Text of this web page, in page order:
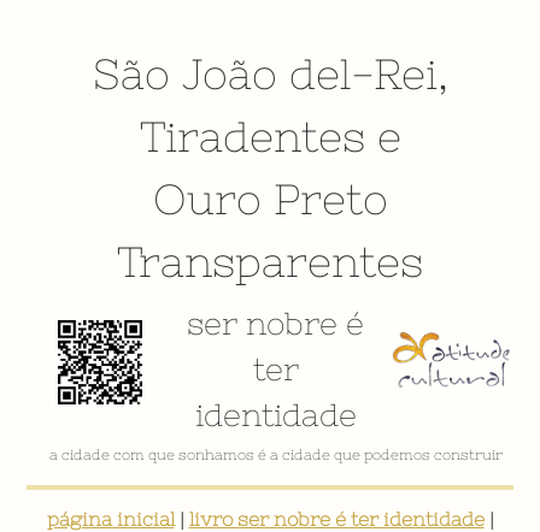
São João del-Rei,
Tiradentes e
Ouro Preto
Transparentes
ser nobre é
ter
identidade
a cidade com que sonhamos é a cidade que podemos construir
página inicial| livro ser nobre é ter identidade|